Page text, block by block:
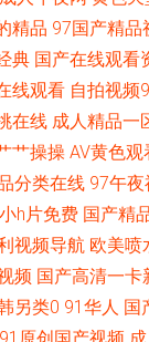
日本A∨网站 熟妇性
美熟妇性生活 午夜成
碰 日韩乱轮网站 91官
文字幕9在线看 大香蕉
视频第6页 国产又大
青青操久操视频 午夜在
精品 97国产精品
典 国产在线观看
线观看 自拍视频
在线 成人精品一
艹操操 AV黄色观
分类在线 97午
小h片免费 国产精
视频导航 欧美喷
频 国产高清一卡
另类0 91华人 国